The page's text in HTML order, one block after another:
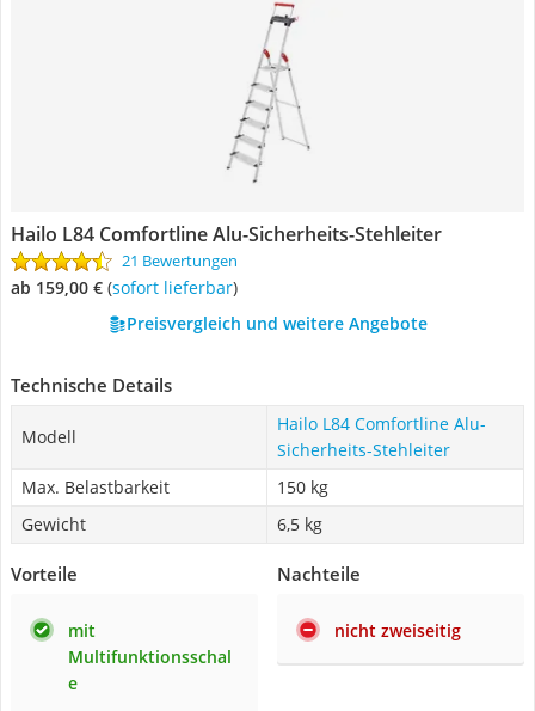
Hailo L84 Comfortline Alu-Sicherheits-Stehleiter
21 Bewertungen
ab 159,00 € ( Sofort lieferbar)
Preisvergleich und weitere Angebote
Technische Details
Modell
Hailo L84 Comfortline Alu-
Sicherheits-Stehleiter
Max. Belastbarkeit
150 kg
Gewicht
6,5 kg
Vorteile
mit
Multifunktionsschal
e
Nachteile
nicht zweiseitig